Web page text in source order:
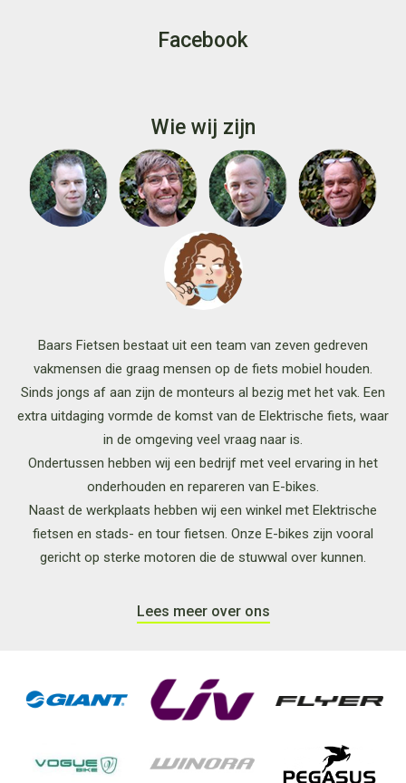
Facebook
Wie wij zijn
Baars Fietsen bestaat uit een team van zeven gedreven
vakmensen die graag mensen op de fiets mobiel houden.
Sinds jongs af aan zijn de monteurs al bezig met het vak. Een
extra uitdaging vormde de komst van de Elektrische fiets, waar
in de omgeving veel vraag naar is.
Ondertussen hebben wij een bedrijf met veel ervaring in het
onderhouden en repareren van E-bikes.
Naast de werkplaats hebben wij een winkel met Elektrische
fietsen en stads- en tour fietsen. Onze E-bikes zijn vooral
gericht op sterke motoren die de stuwwal over kunnen.
Lees meer over ons